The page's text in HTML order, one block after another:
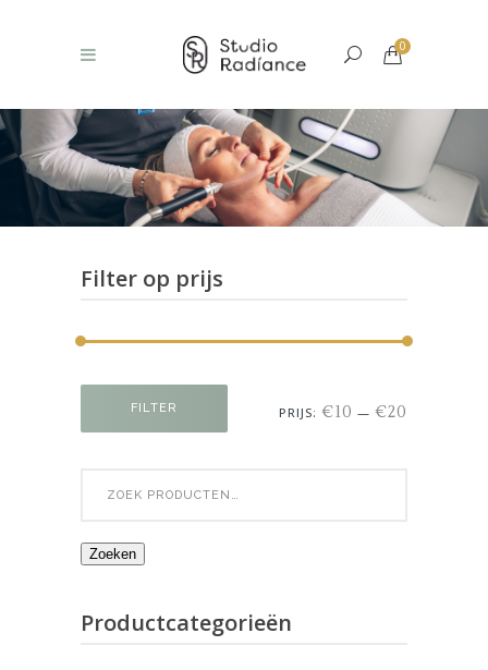
0
Filter op prijs
prijs
prijs
FILTER PRIJS: €10 — €20
Zoeken
Productcategorieën